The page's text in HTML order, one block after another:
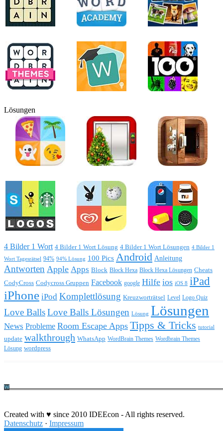
Lösungen
4 Bilder 1 Wort 4 Bilder 1 Wort Lösung 4 Bilder 1 Wort Lösungen 4 Bilder 1
Wort Tagesrätsel 94% 94% Lösung 100 Pics Android Anleitung
Antworten Apple Apps Block Block Hexa Block Hexa Lösungen Cheats
CodyCross Codycross Gruppen Facebook google Hilfe ios iOS 8 iPad
iPhone iPod Komplettlösung Kreuzworträtsel Level Logo Quiz
Love BallsLove Balls Lösungen Lösung Lösungen
News Probleme Room Escape Apps Tipps & Tricks tutorial
update walkthrough WhatsApp WordBrain Themes Wordbrain Themes
Lösung wordpress
Created with ♥ since 2010 IDEEcon - All rights reserved.
Datenschutz · Impressum